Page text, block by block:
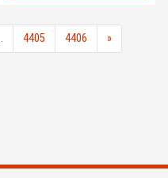
4405 4406 »